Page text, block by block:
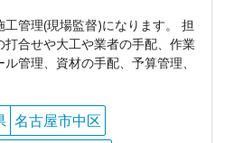
管理(現場監督)になります。 担
合せや大工や業者の手配、作業
管理、資材の手配、予算管理、
名古屋市中区